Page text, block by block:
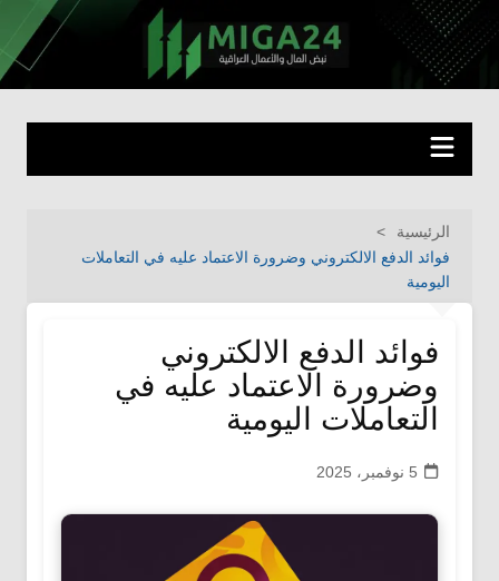
التجاوز
إلى
المحتوى
miga24.com نبض المال والأعمال العراقية
الرئيسية
فوائد الدفع الالكتروني وضرورة الاعتماد عليه في التعاملات
اليومية
فوائد الدفع الالكتروني
وضرورة الاعتماد عليه في
التعاملات اليومية
5 نوفمبر، 2025